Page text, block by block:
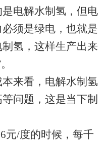
电解水制氢，但电
须是绿电，也就是
氢，这样生产出来
来看，电解水制氢
问题，这是当下制
/度的时候，每千